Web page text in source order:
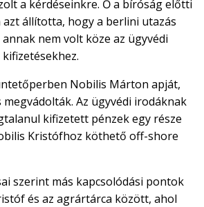
a kérdéseinkre. Ő a bíróság előtti
állította, hogy a berlini utazás
nem volt köze az ügyvédi
Nobilis Márton apját,
Az ügyvédi irodáknak
kifizetett pénzek egy része
Kristófhoz köthető off-shore
szerint más kapcsolódási pontok
és az agrártárca között, ahol